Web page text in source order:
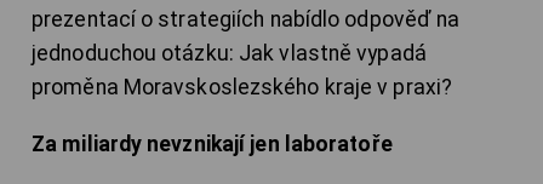
prezentací o strategiích nabídlo odpověď na
jednoduchou otázku: Jak vlastně vypadá
proměna Moravskoslezského kraje v praxi?
Za miliardy nevznikají jen laboratoře